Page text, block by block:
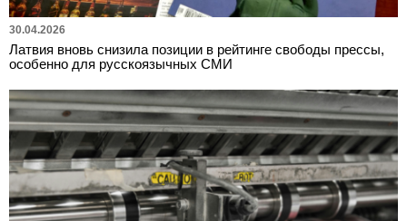
30.04.2026
Латвия вновь снизила позиции в рейтинге свободы прессы,
особенно для русскоязычных СМИ